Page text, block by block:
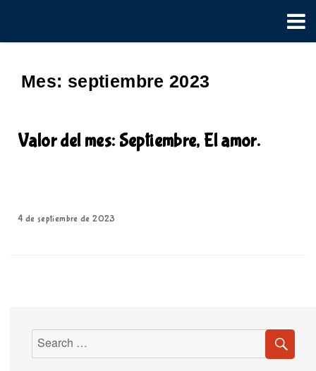
Mes: septiembre 2023
Valor del mes: Septiembre, El amor.
4 de septiembre de 2023